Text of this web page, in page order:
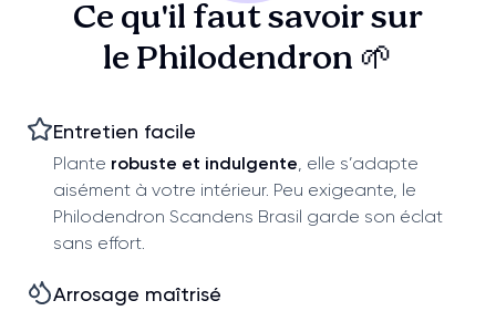
Ce qu'il faut savoir sur
le Philodendron 🌱
Entretien facile
Plante robuste et indulgente , elle s’adapte
aisément à votre intérieur. Peu exigeante, le
Philodendron Scandens Brasil garde son éclat
sans effort.
Arrosage maîtrisé